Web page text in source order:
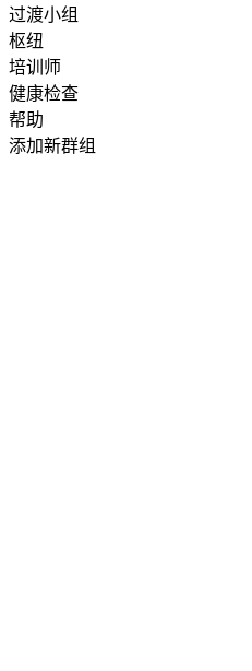
过渡小组
枢纽
培训师
健康检查
帮助
添加新群组